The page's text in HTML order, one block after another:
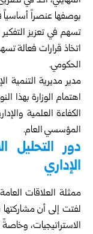
بوصفها عنصراً أساسياً
تسهم في تعزيز التفكير
اتخاذ قرارات فعالة
الحكومي.
مدير مديرية التنمية
اهتمام الوزارة بهذا
الكفاءة العلمية
المؤسسي العام.
دور التحليل
الإداري
ممثلة العلاقات
لفتت إلى أن مشاركتها
الاستراتيجيات،